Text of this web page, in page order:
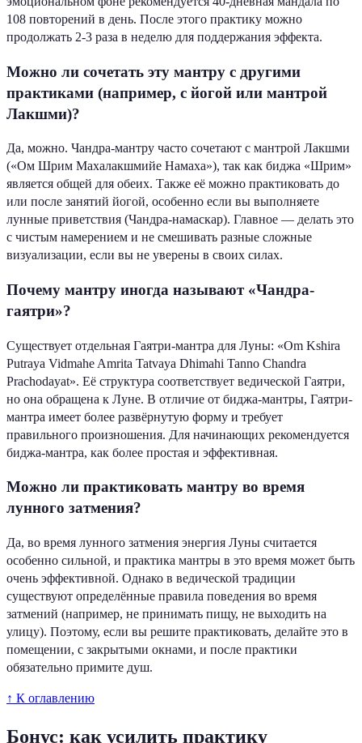
108 повторений в день. После этого практику можно
продолжать 2-3 раза в неделю для поддержания эффекта.
Можно ли сочетать эту мантру с другими
практиками (например, с йогой или мантрой
Лакшми)?
Да, можно. Чандра-мантру часто сочетают с мантрой Лакшми
(«Ом Шрим Махалакшмийе Намаха»), так как биджа «Шрим»
является общей для обеих. Также её можно практиковать до
или после занятий йогой, особенно если вы выполняете
лунные приветствия (Чандра-намаскар). Главное — делать это
с чистым намерением и не смешивать разные сложные
визуализации, если вы не уверены в своих силах.
Почему мантру иногда называют «Чандра-
гаятри»?
Существует отдельная Гаятри-мантра для Луны: «Om Kshira
Putraya Vidmahe Amrita Tatvaya Dhimahi Tanno Chandra
Prachodayat». Её структура соответствует ведической Гаятри,
но она обращена к Луне. В отличие от биджа-мантры, Гаятри-
мантра имеет более развёрнутую форму и требует
правильного произношения. Для начинающих рекомендуется
биджа-мантра, как более простая и эффективная.
Можно ли практиковать мантру во время
лунного затмения?
Да, во время лунного затмения энергия Луны считается
особенно сильной, и практика мантры в это время может быть
очень эффективной. Однако в ведической традиции
существуют определённые правила поведения во время
затмений (например, не принимать пищу, не выходить на
улицу). Поэтому, если вы решите практиковать, делайте это в
помещении, с закрытыми окнами, и после практики
обязательно примите душ.
↑ К оглавлению
Бонус: как усилить практику